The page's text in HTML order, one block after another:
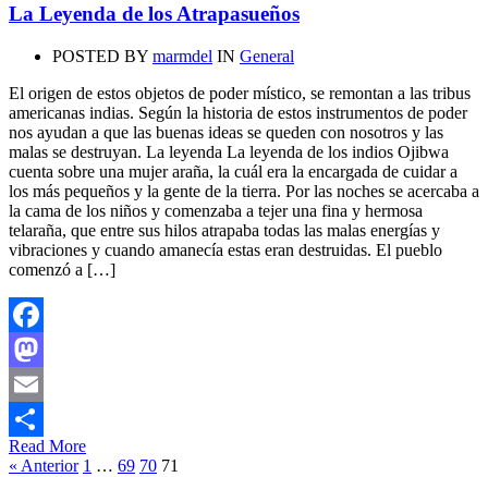
La Leyenda de los Atrapasueños
POSTED BY marmdel IN General
El origen de estos objetos de poder místico, se remontan a las tribus
americanas indias. Según la historia de estos instrumentos de poder
nos ayudan a que las buenas ideas se queden con nosotros y las
malas se destruyan. La leyenda La leyenda de los indios Ojibwa
cuenta sobre una mujer araña, la cuál era la encargada de cuidar a
los más pequeños y la gente de la tierra. Por las noches se acercaba a
la cama de los niños y comenzaba a tejer una fina y hermosa
telaraña, que entre sus hilos atrapaba todas las malas energías y
vibraciones y cuando amanecía estas eran destruidas. El pueblo
comenzó a […]
Facebook
Mastodon
Email
Compartir
Read More
« Anterior 1 … 69 70 71